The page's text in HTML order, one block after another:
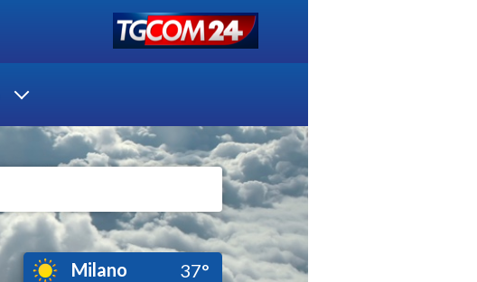
Milano 37°